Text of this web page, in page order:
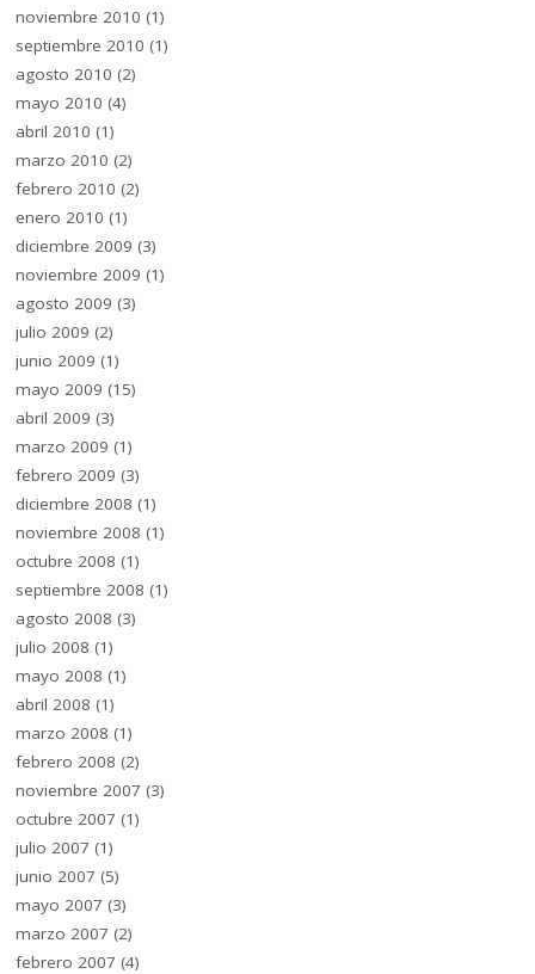
noviembre 2010 (1)
septiembre 2010 (1)
agosto 2010 (2)
mayo 2010 (4)
abril 2010 (1)
marzo 2010 (2)
febrero 2010 (2)
enero 2010 (1)
diciembre 2009 (3)
noviembre 2009 (1)
agosto 2009 (3)
julio 2009 (2)
junio 2009 (1)
mayo 2009 (15)
abril 2009 (3)
marzo 2009 (1)
febrero 2009 (3)
diciembre 2008 (1)
noviembre 2008 (1)
octubre 2008 (1)
septiembre 2008 (1)
agosto 2008 (3)
julio 2008 (1)
mayo 2008 (1)
abril 2008 (1)
marzo 2008 (1)
febrero 2008 (2)
noviembre 2007 (3)
octubre 2007 (1)
julio 2007 (1)
junio 2007 (5)
mayo 2007 (3)
marzo 2007 (2)
febrero 2007 (4)